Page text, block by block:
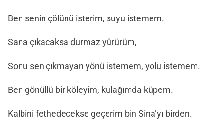
Ben senin çölünü isterim, suyu istemem.
Sana çıkacaksa durmaz yürürüm,
Sonu sen çıkmayan yönü istemem, yolu istemem.
Ben gönüllü bir köleyim, kulağımda küpem.
Kalbini fethedecekse geçerim bin Sina’yı birden.